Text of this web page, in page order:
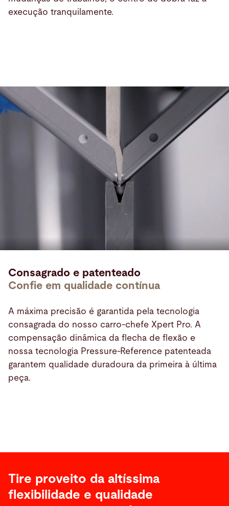
execução tranquilamente.
Consagrado e patenteado
Confie em qualidade contínua
A máxima precisão é garantida pela tecnologia
consagrada do nosso carro-chefe Xpert Pro. A
compensação dinâmica da flecha de flexão e
nossa tecnologia Pressure-Reference patenteada
garantem qualidade duradoura da primeira à última
peça.
Tire proveito da altíssima
flexibilidade e qualidade